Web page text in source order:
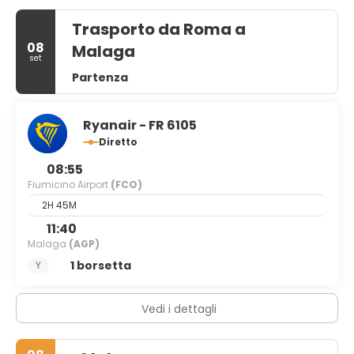
08
set
Trasporto da Roma a
Malaga
Partenza
Ryanair - FR 6105
Diretto
08:55
Fiumicino Airport (FCO)
2H 45M
11:40
Malaga (AGP)
Y
1 borsetta
Vedi i dettagli